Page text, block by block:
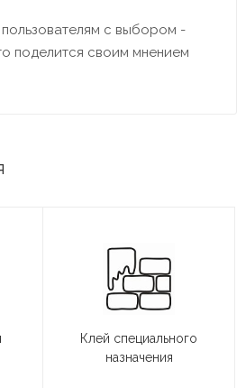
с выбором -
поделится своим мнением
Клей специального
назначения